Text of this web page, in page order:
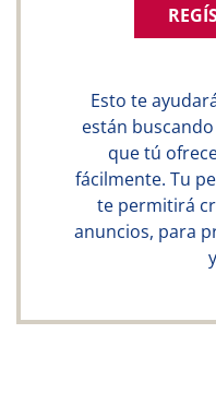
Esto te
están
que tú
fácilmente. Tu
te permitirá
anuncios, para